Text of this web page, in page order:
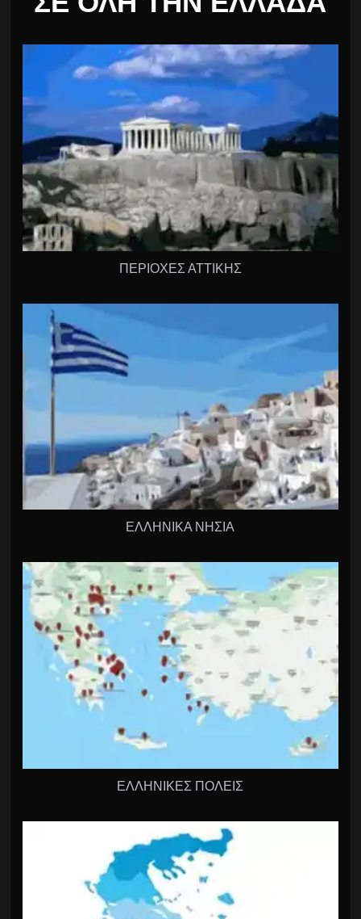
ΠΕΡΙΟΧΕΣ ΑΤΤΙΚΗΣ
ΕΛΛΗΝΙΚΑ ΝΗΣΙΑ
ΕΛΛΗΝΙΚΕΣ ΠΟΛΕΙΣ